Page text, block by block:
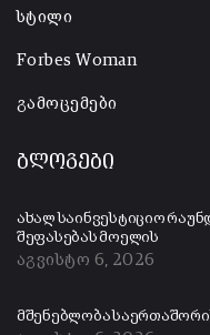
სტილი
Forbes Woman
გამოცემები
ბლოგები
ახალ საინვესტიციო
შეფასებას მოელის
აგვისტო 6, 2026
მშენებლობა